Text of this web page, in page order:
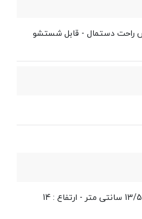
راحت دستمال - قابل شستشو
طول : 14 سانتی متر - عرض 13/5 سانتی متر - ارتفاع : 14